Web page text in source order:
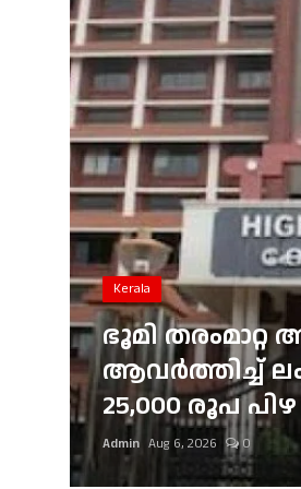
Gulf News
Loksabha Election 2024
Technology
Jobs Mall
Automotive
Shop Online
Education
Business
Kerala
ഇടുക്കി
മറിഞ്ഞ്
മൂന്നുപേർക്ക്
Admin Aug 6, 2026 0